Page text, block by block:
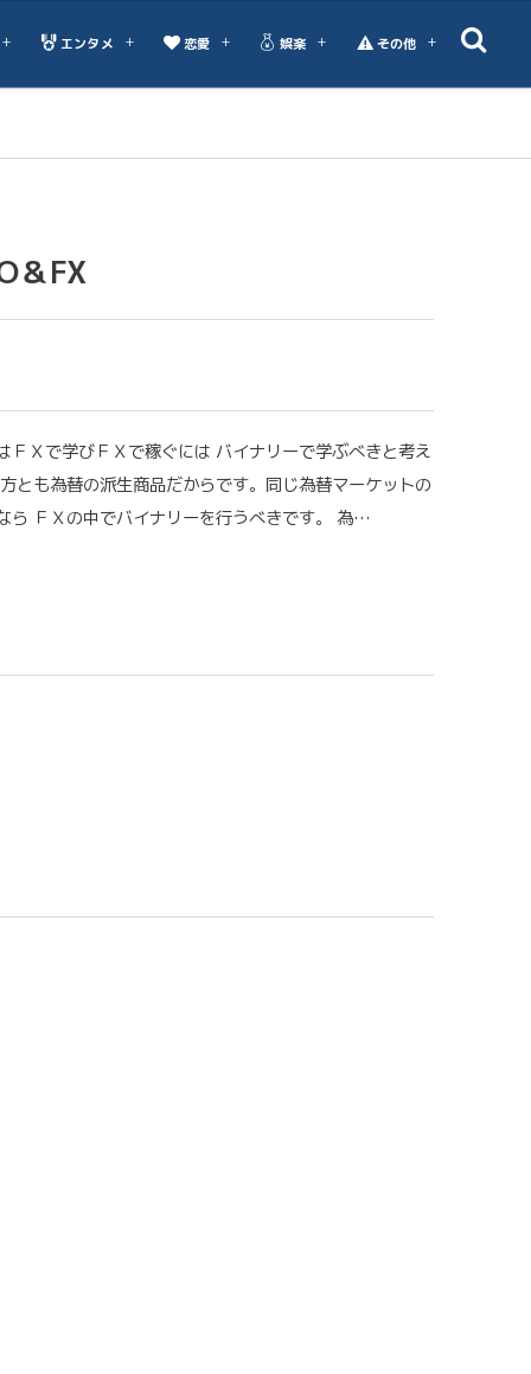
エンタメ 恋愛 娯楽 その他
＆FX
ＦＸで学びＦＸで稼ぐには バイナリーで学ぶべきと考え
とも為替の派生商品だからです。同じ為替マーケットの
ら ＦＸの中でバイナリーを行うべきです。 為…